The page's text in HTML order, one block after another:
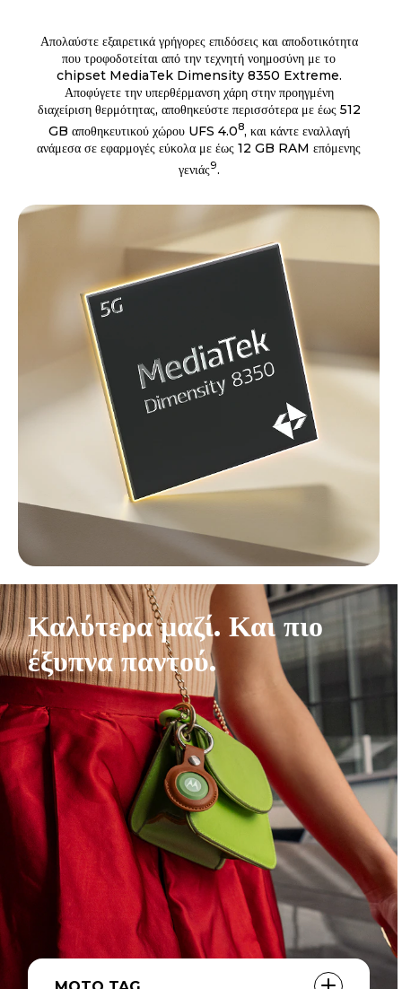
Απολαύστε εξαιρετικά γρήγορες επιδόσεις και αποδοτικότητα
που τροφοδοτείται από την τεχνητή νοημοσύνη με το
chipset MediaTek Dimensity 8350 Extreme.
Αποφύγετε την υπερθέρμανση χάρη στην προηγμένη
διαχείριση θερμότητας, αποθηκεύστε περισσότερα με έως 512
GB αποθηκευτικού χώρου UFS 4.08, και κάντε εναλλαγή
ανάμεσα σε εφαρμογές εύκολα με έως 12 GB RAM επόμενης
γενιάς9.
Καλύτερα μαζί. Και πιο
έξυπνα παντού.